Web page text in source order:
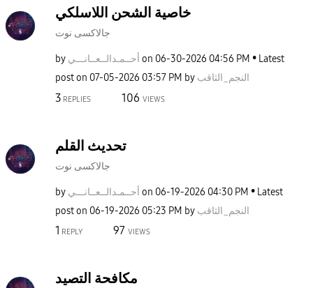
خاصية الشحن اللاسلكي
جالاكسى نوت
by أحــمـدالــعــانـــي on ‎06-30-2026 04:56 PM
Latest
post on ‎07-05-2026 03:57 PM by النجم_الثاقب
3 REPLIES 106 VIEWS
تحديث القلم
جالاكسى نوت
by أحــمـدالــعــانـــي on ‎06-19-2026 04:30 PM
Latest
post on ‎06-19-2026 05:23 PM by النجم_الثاقب
1 REPLY 97 VIEWS
مكافحة التصيد